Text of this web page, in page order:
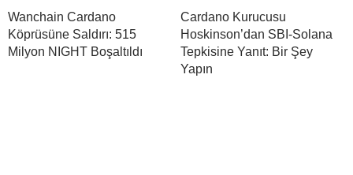
Wanchain Cardano
Köprüsüne Saldırı: 515
Milyon NIGHT Boşaltıldı
Cardano Kurucusu
Hoskinson’dan SBI-Solana
Tepkisine Yanıt: Bir Şey
Yapın